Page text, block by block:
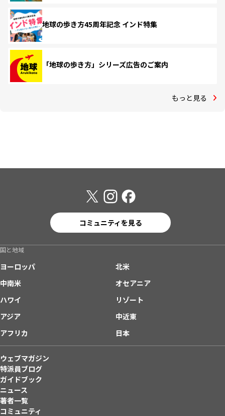
地球の歩き方45周年記念 インド特集
「地球の歩き方」シリーズ広告のご案内
もっと見る
コミュニティを見る
国と地域
ヨーロッパ
北米
中南米
オセアニア
ハワイ
リゾート
アジア
中近東
アフリカ
日本
ウェブマガジン
特派員ブログ
ガイドブック
ニュース
著者一覧
コミュニティ